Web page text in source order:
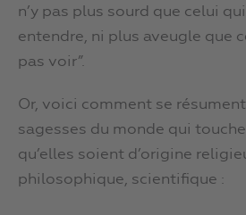
n’y pas plus sourd que celui
entendre, ni plus aveugle que
pas voir”.
Or, voici comment se
sagesses du monde qui
qu’elles soient d’origine
philosophique, scientifique :